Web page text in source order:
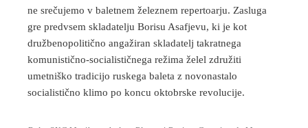
ne srečujemo v baletnem železnem repertoarju. Zasluga
gre predvsem skladatelju Borisu Asafjevu, ki je kot
družbenopolitično angažiran skladatelj takratnega
komunistično-socialističnega režima želel združiti
umetniško tradicijo ruskega baleta z novonastalo
socialistično klimo po koncu oktobrske revolucije.